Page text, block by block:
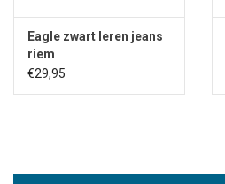
Eagle zwart leren jeans
riem
€29,95